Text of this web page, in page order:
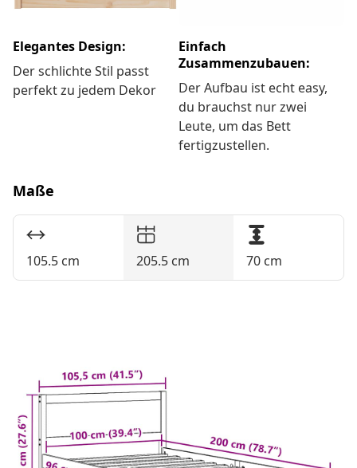
Elegantes Design:
Der schlichte Stil passt
perfekt zu jedem Dekor
Einfach
Zusammenzubauen:
Der Aufbau ist echt easy,
du brauchst nur zwei
Leute, um das Bett
fertigzustellen.
Maße
105.5 cm 205.5 cm 70 cm